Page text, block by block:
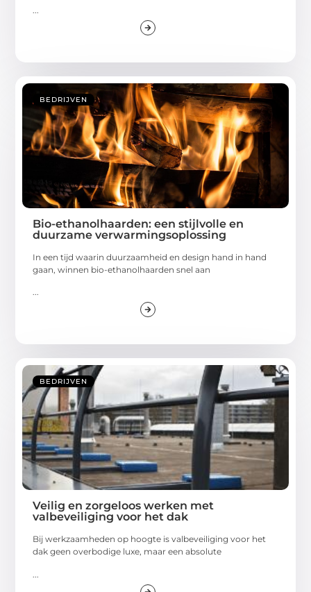
BEDRIJVEN
Bio-ethanolhaarden: een stijlvolle en
duurzame verwarmingsoplossing
In een tijd waarin duurzaamheid en design hand in hand
gaan, winnen bio-ethanolhaarden snel aan
...
BEDRIJVEN
Veilig en zorgeloos werken met
valbeveiliging voor het dak
Bij werkzaamheden op hoogte is valbeveiliging voor het
dak geen overbodige luxe, maar een absolute